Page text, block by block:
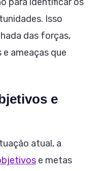
para identificar os
Isso
das forças,
ameaças que
e
atual, a
e metas